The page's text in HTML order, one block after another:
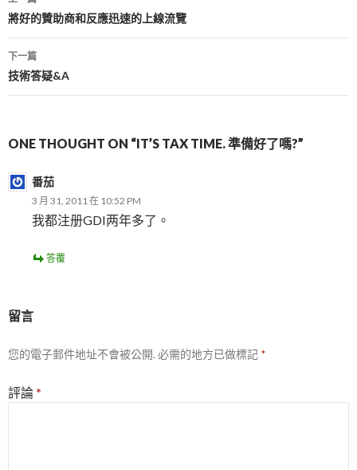
子
導
航
將好的贊助商和反應迅速的上線流覽
下一篇
技術答疑&A
ONE THOUGHT ON “IT’S TAX TIME. 準備好了嗎?”
番茄
3 月 31, 2011 在 10:52 PM
我都注册GDI两年多了 。
答覆
留言
您的電子郵件地址不會被公開. 必需的地方已做標記 *
評論*